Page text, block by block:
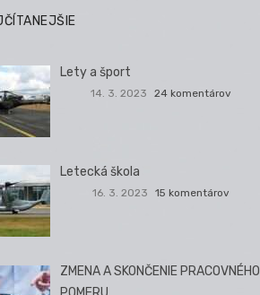
Lety a šport
14. 3. 2023 24 komentárov
Letecká škola
16. 3. 2023 15 komentárov
ZMENA A SKONČENIE PRACOVNÉHO